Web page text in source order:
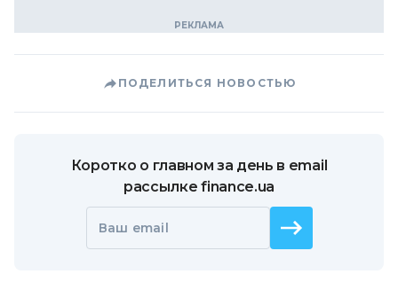
ПОДЕЛИТЬСЯ НОВОСТЬЮ
Коротко о главном за день в email
рассылке finance.ua
Ваш email